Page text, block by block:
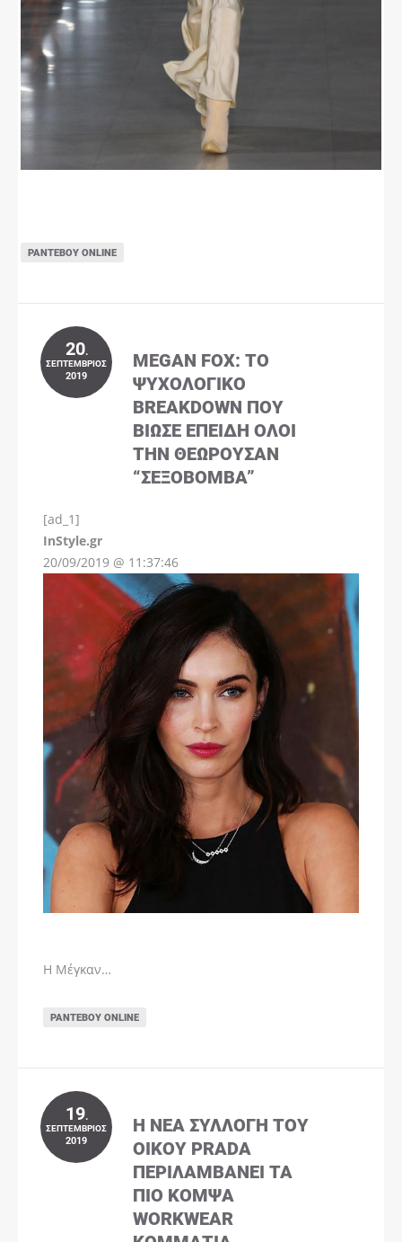
ΡΑΝΤΕΒΟΎ ONLINE
20.
ΣΕΠΤΈΜΒΡΙΟΣ
2019
MEGAN FOX: ΤΟ
ΨΥΧΟΛΟΓΙΚΌ
BREAKDOWN ΠΟΥ
ΒΊΩΣΕ ΕΠΕΙΔΉ ΌΛΟΙ
ΤΗΝ ΘΕΩΡΟΎΣΑΝ
“ΣΕΞΟΒΌΜΒΑ”
[ad_1]
InStyle.gr
20/09/2019 @ 11:37:46
Η Μέγκαν…
ΡΑΝΤΕΒΟΎ ONLINE
19.
ΣΕΠΤΈΜΒΡΙΟΣ
2019
Η ΝΈΑ ΣΥΛΛΟΓΉ ΤΟΥ
ΟΊΚΟΥ PRADA
ΠΕΡΙΛΑΜΒΆΝΕΙ ΤΑ
ΠΙΟ ΚΟΜΨΆ
WORKWEAR